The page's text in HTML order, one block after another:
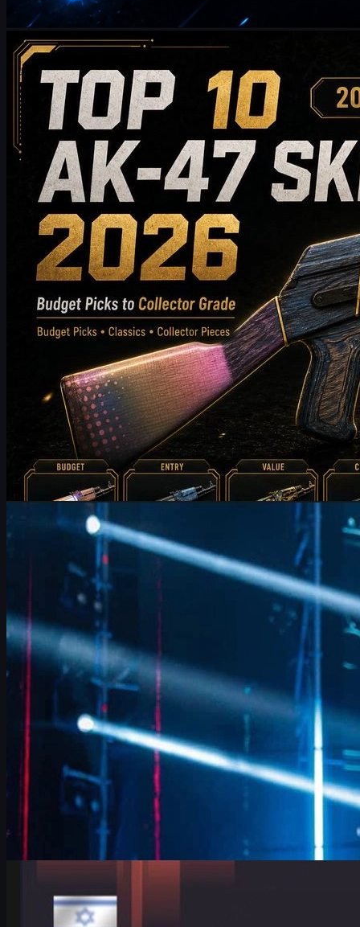
제작:William Miller
카운터 스트라이크 25월 20, 2026
2026년에 구매할 가치가 있는 상위 10개 AK-47 스킨:
저예산 선택부터 컬렉터급 추천까지
2026년에 구매할 가치가 있는 상위 10개의 AK-47 스킨을 만나
보세요. 합리적인 가격대의 선택부터 하이엔드 컬렉터용 아이
템까지 소개합니다. 이 가이드는 스타일, 가격대, 마모 정도, 시
장 가치, 구매 팁을 비교하여 CS2 플레이어가 자신의 인벤토리
에 가장 잘 맞는 AK-47 스킨을 선택할 수 있도록 도와드립니다.
5월 20, 2026
제작:Michael
카운터 스트라이크 2
FURIA FalleN 인터뷰: CS2 전술 조정과 IEM 쾰른 우승
FURIA의 베테랑 IGL FalleN이 IEM 쾰른 2026에서 밝힌 전술 조
정, Overpass 개선, 9z 분석, 은퇴를 앞둔 마지막 도전, 그리고
CS2 스킨 문화까지 깊이 있게 정리했습니다.
6월 17, 2026
David William
IEM 쾰른 메이저에서 빛난 HeavyGod 인터뷰와 CS2
스킨 이야기